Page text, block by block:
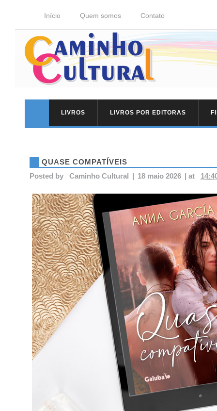
Início Quem somos Contato
LIVROS LIVROS POR EDITORAS
QUASE COMPATÍVEIS
Posted by
Caminho Cultural | 18 maio 2026 | at